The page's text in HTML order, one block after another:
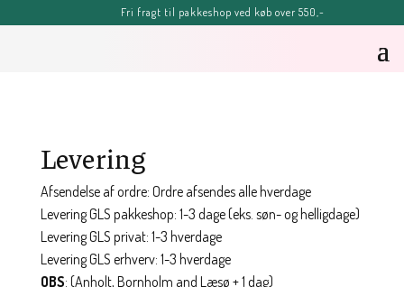
Fri fragt til pakkeshop ved køb over 550,-
Levering
Afsendelse af ordre: Ordre afsendes alle hverdage
Levering GLS pakkeshop: 1-3 dage (eks. søn- og helligdage)
Levering GLS privat: 1-3 hverdage
Levering GLS erhverv: 1-3 hverdage
OBS: (Anholt, Bornholm and Læsø + 1 dag)
FERIE-MELDING